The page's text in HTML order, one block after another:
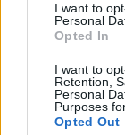
I want to
Personal
Opted In
I want to
Retention,
Personal
Purposes
Opted Out
Viber: